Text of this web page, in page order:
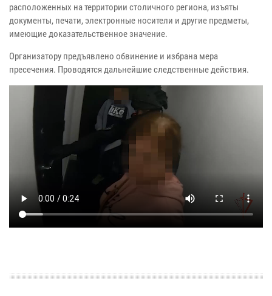
расположенных на территории столичного региона, изъяты
документы, печати, электронные носители и другие предметы,
имеющие доказательственное значение.
Организатору предъявлено обвинение и избрана мера
пресечения. Проводятся дальнейшие следственные действия.